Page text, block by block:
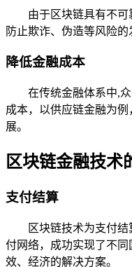
由于区块链具有不
防止欺诈、伪造等风险
降低金融成本
在传统金融体系中,
成本，以供应链金融为
展。
区块链金融技术
支付结算
区块链技术为支付
付网络，成功实现了不
效、经济的解决方案。